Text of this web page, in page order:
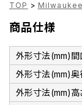
TOP > Milwaukee
商品仕様
外形寸法(mm)間
外形寸法(mm)奥
外形寸法(mm)高